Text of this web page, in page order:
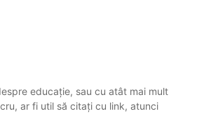
educație, sau cu atât mai mult
ar fi util să citați cu link, atunci